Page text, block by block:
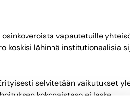
vapautetuille
koskisi lähinnä institutionaalisia
selvitetään vaikutukset
kokonaistaso ei laske.